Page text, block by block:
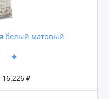
белый матовый
16.226 ₽